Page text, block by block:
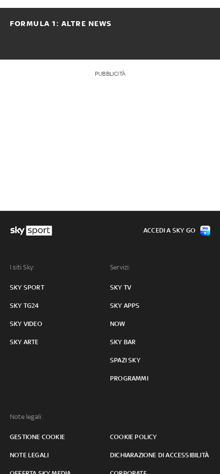
FORMULA 1: ALTRE NEWS
PUBBLICITÀ
I siti Sky:
SKY SPORT
SKY TG24
SKY VIDEO
SKY ARTE
Servizi:
SKY TV
SKY APPS
NOW
SKY BAR
SPAZI SKY
PROGRAMMI
Note legali:
GESTIONE COOKIE COOKIE POLICY
NOTE LEGALI DICHIARAZIONE DI ACCESSIBILITÀ
ACCEDI A SKY GO